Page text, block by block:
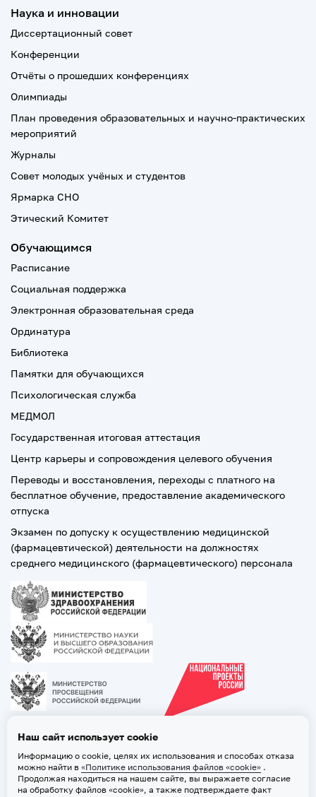
Наука и инновации
Диссертационный совет
Конференции
Отчёты о прошедших конференциях
Олимпиады
План проведения образовательных и научно-практических
мероприятий
Журналы
Совет молодых учёных и студентов
Ярмарка СНО
Этический Комитет
Обучающимся
Расписание
Социальная поддержка
Электронная образовательная среда
Ординатура
Библиотека
Памятки для обучающихся
Психологическая служба
МЕДМОЛ
Государственная итоговая аттестация
Центр карьеры и сопровождения целевого обучения
Переводы и восстановления, переходы с платного на
бесплатное обучение, предоставление академического
отпуска
Экзамен по допуску к осуществлению медицинской
(фармацевтической) деятельности на должностях
среднего медицинского (фармацевтического) персонала
Наш сайт использует cookie
Информацию о cookie, целях их использования и способах отказа
можно найти в «Политике использования файлов «cookie» .
Продолжая находиться на нашем сайте, вы выражаете согласие
на обработку файлов «cookie», а также подтверждаете факт